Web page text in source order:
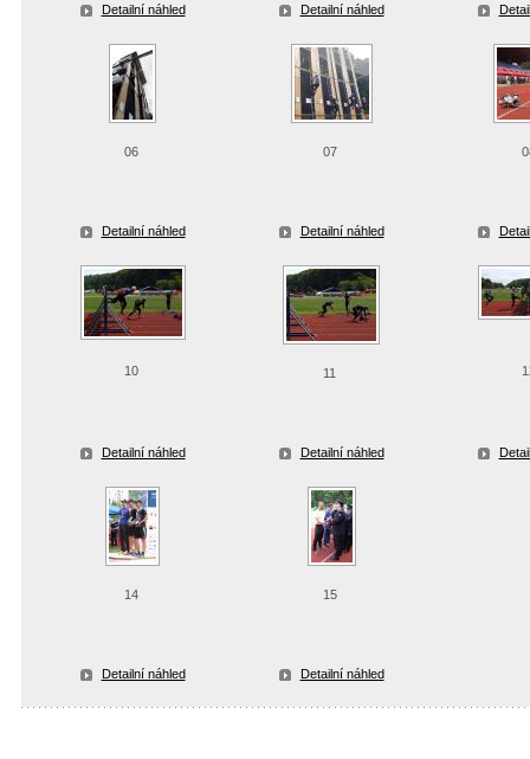
Detailní náhled Detailní náhled
06
Detailní náhled
07
Detailní náhled
10
Detailní náhled
11
Detailní náhled
14
Detailní náhled
15
Detailní náhled